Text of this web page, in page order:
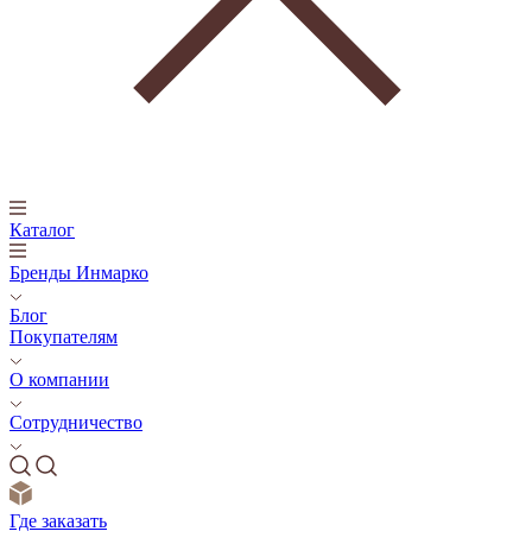
Каталог
Бренды Инмарко
Блог
Покупателям
О компании
Сотрудничество
Где заказать